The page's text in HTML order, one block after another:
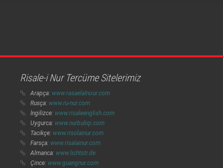
Risale-i Nur Tercüme Sitelerimiz
Arapça: www.rasaelalnour.com
Rusça: www.ru-nur.com
İngilizce: www.risaleenglish.com
Uygurca: www.nurbuliqi.com
Tacikçe: www.risolainur.com
Farsça: www.risalainur.com
Almanca: www.lichtstr.de
Çince: www.guangnur.com